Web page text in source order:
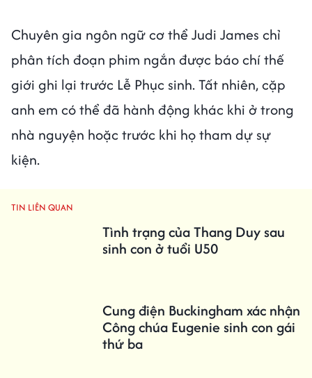
Chuyên gia ngôn ngữ cơ thể Judi James chỉ
phân tích đoạn phim ngắn được báo chí thế
giới ghi lại trước Lễ Phục sinh. Tất nhiên, cặp
anh em có thể đã hành động khác khi ở trong
nhà nguyện hoặc trước khi họ tham dự sự
kiện.
TIN LIÊN QUAN
Tình trạng của Thang Duy sau
sinh con ở tuổi U50
Cung điện Buckingham xác nhận
Công chúa Eugenie sinh con gái
thứ ba